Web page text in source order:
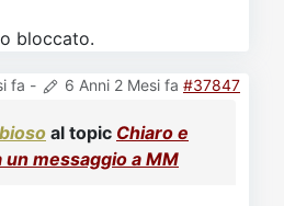
bloccato.
fa - 6 Anni 2 Mesi fa #37847
al topic Chiaro e
messaggio a MM